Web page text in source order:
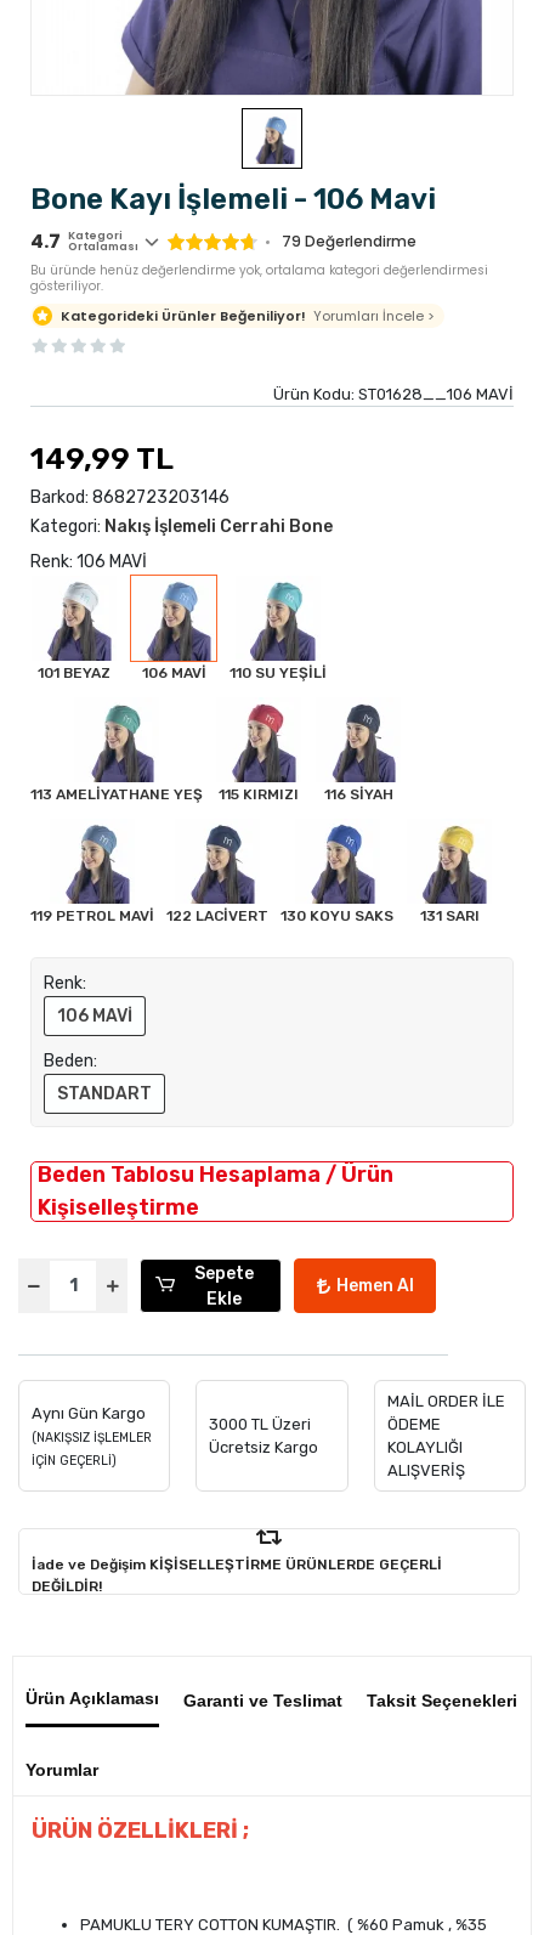
Bone Kayı İşlemeli - 106 Mavi
4.7 Kategori
Ortalaması 79 Değerlendirme
Bu üründe henüz değerlendirme yok, ortalama kategori değerlendirmesi
gösteriliyor.
Kategorideki Ürünler Beğeniliyor! Yorumları İncele >
Ürün Kodu: ST01628__106 MAVİ
149,99 TL
Barkod: 8682723203146
Kategori: Nakış İşlemeli Cerrahi Bone
Renk: 106 MAVİ
101 BEYAZ 106 MAVİ 110 SU YEŞİLİ
113 AMELİYATHANE YEŞ 115 KIRMIZI 116 SİYAH
119 PETROL MAVİ 122 LACİVERT 130 KOYU SAKS 131 SARI
Renk:
106 MAVİ
Beden:
STANDART
Beden Tablosu Hesaplama / Ürün
Kişiselleştirme
Sepete
Ekle
Hemen Al
Aynı Gün Kargo
(NAKIŞSIZ İŞLEMLER
İÇİN GEÇERLİ)
3000 TL Üzeri
Ücretsiz Kargo
MAİL ORDER İLE
ÖDEME
KOLAYLIĞI
ALIŞVERİŞ
İade ve Değişim KİŞİSELLEŞTİRME ÜRÜNLERDE GEÇERLİ
DEĞİLDİR!
Ürün Açıklaması Garanti ve Teslimat Taksit Seçenekleri
Yorumlar
ÜRÜN ÖZELLİKLERİ ;
PAMUKLU TERY COTTON KUMAŞTIR. ( %60 Pamuk , %35